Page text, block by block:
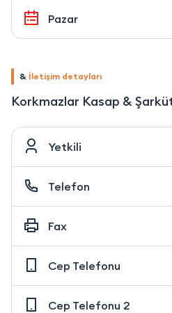
Pazar
& İletişim detayları
Korkmazlar Kasap &
Yetkili
Telefon
Fax
Cep Telefonu
Cep Telefonu 2